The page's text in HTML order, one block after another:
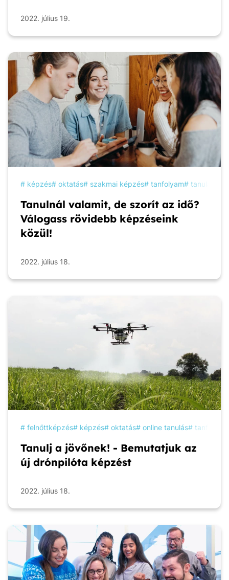
2022. július 19.
képzés oktatás szakmai képzés tanfolyam tanulás
Tanulnál valamit, de szorít az idő?
Válogass rövidebb képzéseink
közül!
2022. július 18.
felnőttképzés képzés oktatás online tanulás tanfolyam
Tanulj a jövőnek! - Bemutatjuk az
új drónpilóta képzést
2022. július 18.